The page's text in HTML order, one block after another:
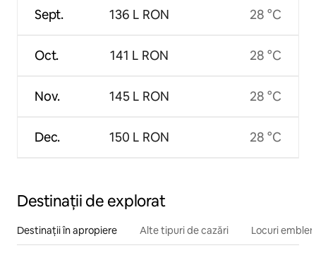
Sept.
Oct.
Nov.
Dec.
136 L RON
141 L RON
145 L RON
150 L RON
28 °C
28 °C
28 °C
28 °C
Destinații de explorat
Destinații în apropiere Alte tipuri de cazări Locuri